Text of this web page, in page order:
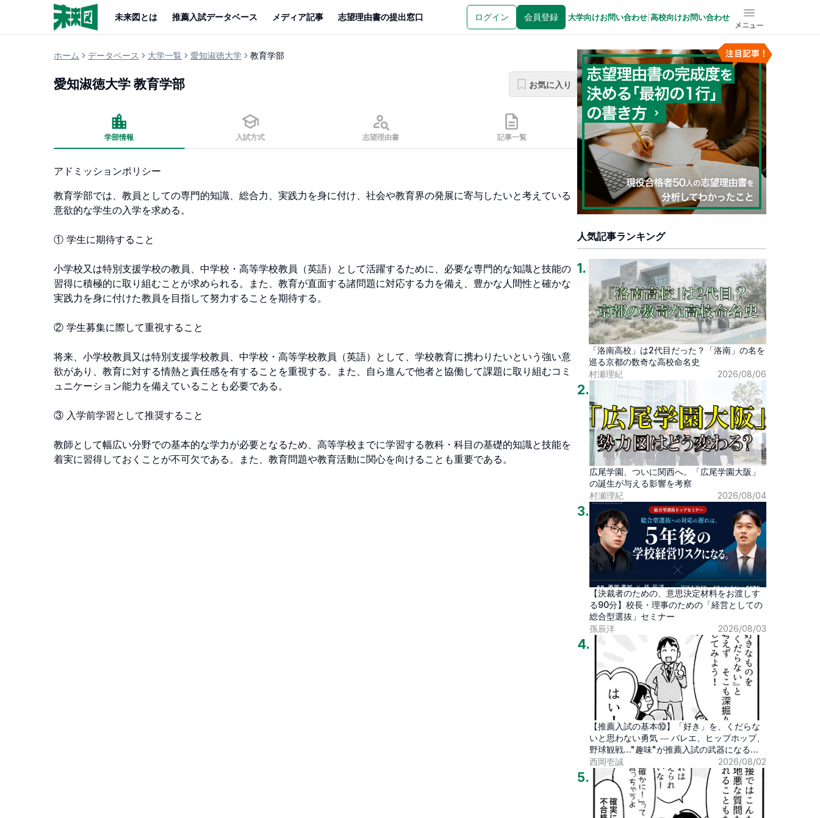
未来図とは 推薦入試データベース メディア記事 志望理由書の提出窓口 ログイン 会員登録 大学向けお問い合わせ 高校向けお問い合わせ メニュー
ホーム データベース 大学一覧 愛知淑徳大学 教育学部
愛知淑徳大学 教育学部 お気に入り
学部情報 入試方式 志望理由書 記事一覧
アドミッションポリシー
教育学部では、教員としての専門的知識、総合力、実践力を身に付け、社会や教育界の発展に寄与したいと考えている
意欲的な学生の入学を求める。
① 学生に期待すること
小学校又は特別支援学校の教員、中学校・高等学校教員（英語）として活躍するために、必要な専門的な知識と技能の
習得に積極的に取り組むことが求められる。また、教育が直面する諸問題に対応する力を備え、豊かな人間性と確かな
実践力を身に付けた教員を目指して努力することを期待する。
② 学生募集に際して重視すること
将来、小学校教員又は特別支援学校教員、中学校・高等学校教員（英語）として、学校教育に携わりたいという強い意
欲があり、教育に対する情熱と責任感を有することを重視する。また、自ら進んで他者と協働して課題に取り組むコミ
ュニケーション能力を備えていることも必要である。
③ 入学前学習として推奨すること
教師として幅広い分野での基本的な学力が必要となるため、高等学校までに学習する教科・科目の基礎的知識と技能を
着実に習得しておくことが不可欠である。また、教育問題や教育活動に関心を向けることも重要である。
人気記事ランキング
1.
「洛南高校」は2代目だった？「洛南」の名を
巡る京都の数奇な高校命名史
村瀬理紀
2026/08/06
2.
広尾学園、ついに関西へ。「広尾学園大阪」
の誕生が与える影響を考察
村瀬理紀
2026/08/04
3.
【決裁者のための、意思決定材料をお渡しす
る90分】校長・理事のための「経営としての
総合型選抜」セミナー
孫辰洋
2026/08/03
4.
【推薦入試の基本⑩】「好き」を、くだらな
いと思わない勇気 ― バレエ、ヒップホップ、
野球観戦…"趣味"が推薦入試の武器になる時
代
西岡壱誠 2026/08/02
5.